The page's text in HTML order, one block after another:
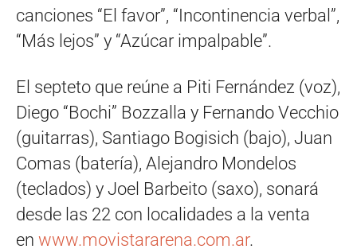
canciones “El favor”, “Incontinencia verbal”,
“Más lejos” y “Azúcar impalpable”.
El septeto que reúne a Piti Fernández (voz),
Diego “Bochi” Bozzalla y Fernando Vecchio
(guitarras), Santiago Bogisich (bajo), Juan
Comas (batería), Alejandro Mondelos
(teclados) y Joel Barbeito (saxo), sonará
desde las 22 con localidades a la venta
en www.movistararena.com.ar.